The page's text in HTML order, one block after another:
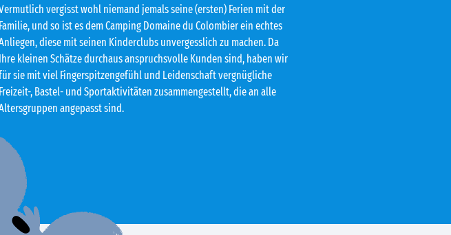
vergisst wohl niemand jemals seine (ersten) Ferien mit der
Familie, und so ist es dem Camping Domaine du Colombier ein echtes
diese mit seinen Kinderclubs unvergesslich zu machen. Da
Ihre kleinen Schätze durchaus anspruchsvolle Kunden sind, haben wir
sie mit viel Fingerspitzengefühl und Leidenschaft vergnügliche
Freizeit-, Bastel- und Sportaktivitäten zusammengestellt, die an alle
angepasst sind.